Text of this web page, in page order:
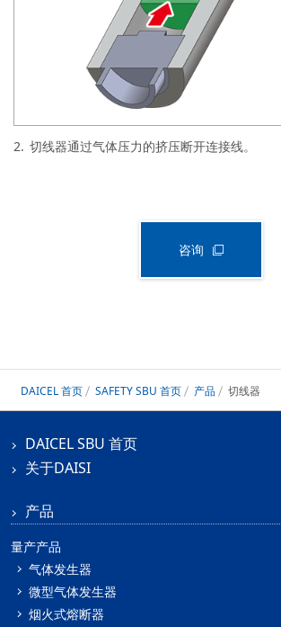
2. 切线器通过气体压力的挤压断开连接线。
咨询
DAICEL 首页 SAFETY SBU 首页 产品 切线器
DAICEL SBU 首页
关于DAISI
产品
量产产品
气体发生器
微型气体发生器
烟火式熔断器